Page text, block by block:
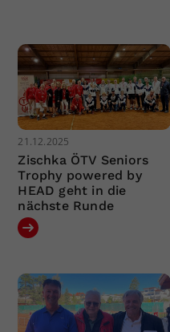
21.12.2025
Zischka ÖTV Seniors
Trophy powered by
HEAD geht in die
nächste Runde